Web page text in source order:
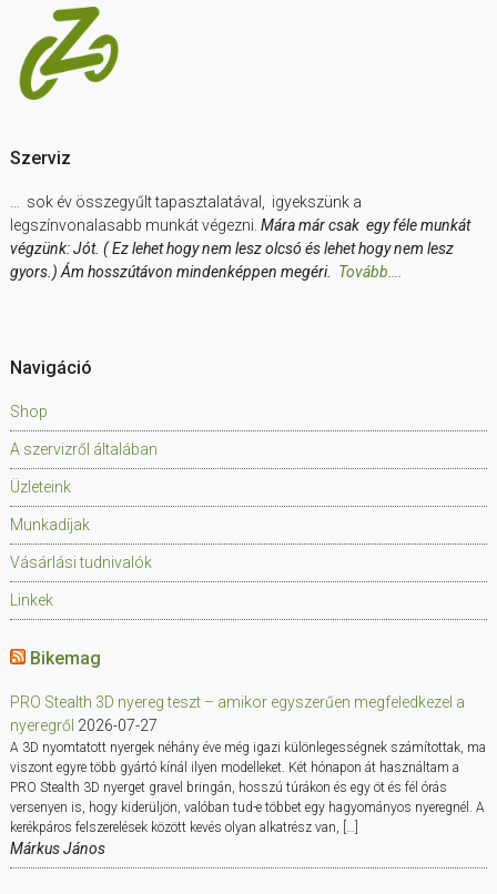
Szerviz
… sok év összegyűlt tapasztalatával, igyekszünk a
legszínvonalasabb munkát végezni. Mára már csak egy féle munkát
végzünk: Jót. ( Ez lehet hogy nem lesz olcsó és lehet hogy nem lesz
gyors.) Ám hosszútávon mindenképpen megéri. Tovább….
Navigáció
Shop
A szervizről általában
Üzleteink
Munkadíjak
Vásárlási tudnivalók
Linkek
Bikemag
PRO Stealth 3D nyereg teszt – amikor egyszerűen megfeledkezel a
nyeregről 2026-07-27
A 3D nyomtatott nyergek néhány éve még igazi különlegességnek számítottak, ma
viszont egyre több gyártó kínál ilyen modelleket. Két hónapon át használtam a
PRO Stealth 3D nyerget gravel bringán, hosszú túrákon és egy öt és fél órás
versenyen is, hogy kiderüljön, valóban tud-e többet egy hagyományos nyeregnél. A
kerékpáros felszerelések között kevés olyan alkatrész van, […]
Márkus János